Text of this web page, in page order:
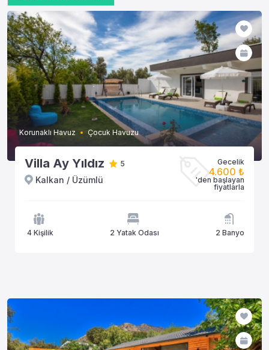
Korunaklı Havuz Çocuk Havuzu
Villa Ay Yıldız 5
Kalkan / Üzümlü
Gecelik
4.600 ₺
'den başlayan
fiyatlarla
4 Kişilik 2 Yatak Odası 2 Banyo